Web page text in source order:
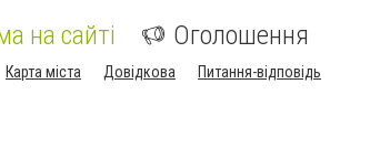
на сайті Оголошення
Карта міста Довідкова Питання-відповідь